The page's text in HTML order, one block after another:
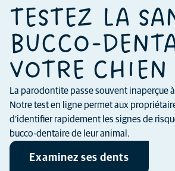
TESTEZ LA
BUCCO-
VOTRE CHIEN
La parodontite passe souvent inaperçue
Notre test en ligne permet aux
d’identifier rapidement les signes de
bucco-dentaire de leur animal.
Examinez ses dents